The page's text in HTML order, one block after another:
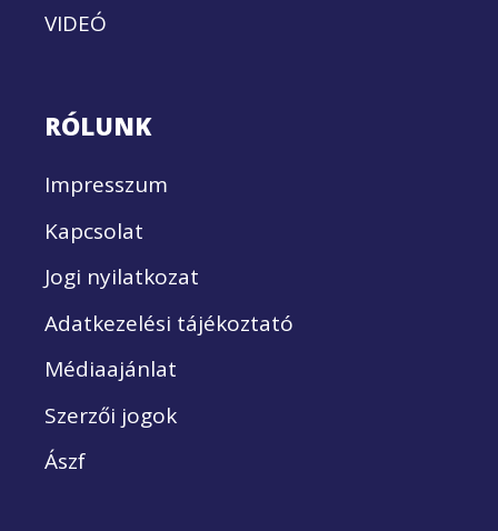
VIDEÓ
RÓLUNK
Impresszum
Kapcsolat
Jogi nyilatkozat
Adatkezelési tájékoztató
Médiaajánlat
Szerzői jogok
Ászf